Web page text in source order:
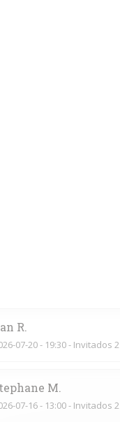
R
07-20- 19:30 - Invitados 2
M
07-16- 13:00 - Invitados 2